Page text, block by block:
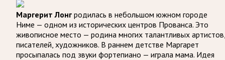
Маргерит Лонг родилась в небольшом южном городе
Ниме — одном из исторических центров Прованса. Это
живописное место — родина многих талантливых артистов,
писателей, художников. В раннем детстве Маргарет
просыпалась под звуки фортепиано — играла мама. Идея